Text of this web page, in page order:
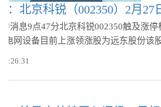
：北京科锐（002350）2月27
消息9点47分北京科锐002350触及涨
电网设备目前上涨领涨股为远东股份该